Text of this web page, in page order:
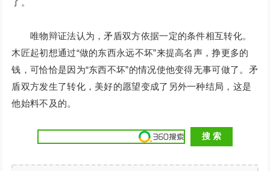
了。
唯物辩证法认为，矛盾双方依据一定的条件相互转化。
木匠起初想通过“做的东西永远不坏”来提高名声，挣更多的
钱，可恰恰是因为“东西不坏”的情况使他变得无事可做了。矛
盾双方发生了转化，美好的愿望变成了另外一种结局，这是
他始料不及的。